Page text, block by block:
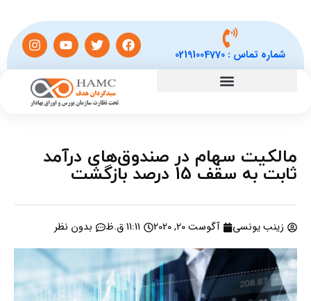
شماره تماس :02191004770
مالکیت سهام در صندوق‌های درآمد
ثابت به سقف 15 درصد بازگشت
زینب یونسی آگوست 20, 2020 11:11 ق.ظ بدون نظر